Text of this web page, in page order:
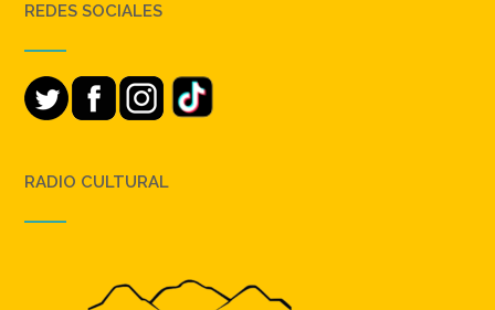
REDES SOCIALES
RADIO CULTURAL